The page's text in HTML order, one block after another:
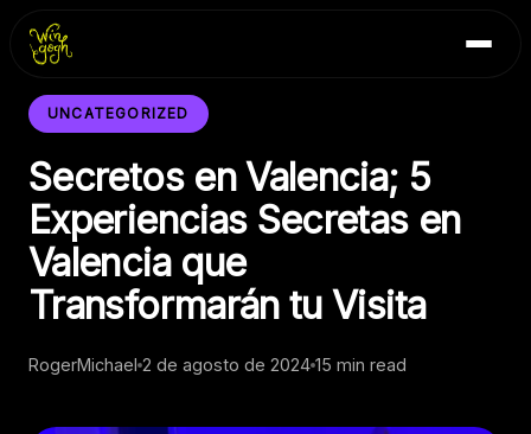
Inicio
Blog
Contacto
UNCATEGORIZED
Secretos en Valencia; 5
Experiencias Secretas en
Valencia que
Transformarán tu Visita
RogerMichael 2 de agosto de 2024 15 min read